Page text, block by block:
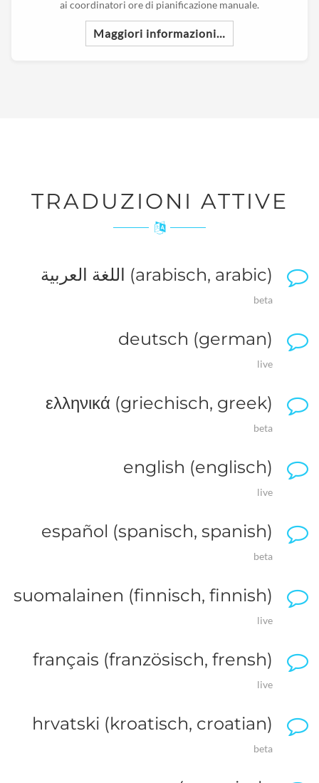
ai coordinatori ore di pianificazione manuale.
Maggiori informazioni…
TRADUZIONI ATTIVE
اللغة العربية (arabisch, arabic)
beta
deutsch (german)
live
ελληνικά (griechisch, greek)
beta
english (englisch)
live
español (spanisch, spanish)
beta
suomalainen (finnisch, finnish)
live
français (französisch, frensh)
live
hrvatski (kroatisch, croatian)
beta